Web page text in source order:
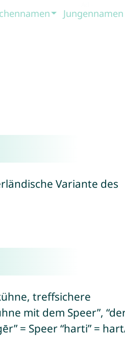
Jungennamen
Variante des
treffsichere
mit dem Speer”,
= Speer “harti” =